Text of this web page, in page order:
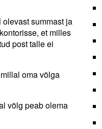
summast ja
et milles
post talle ei
oma võlga
võlg peab olema